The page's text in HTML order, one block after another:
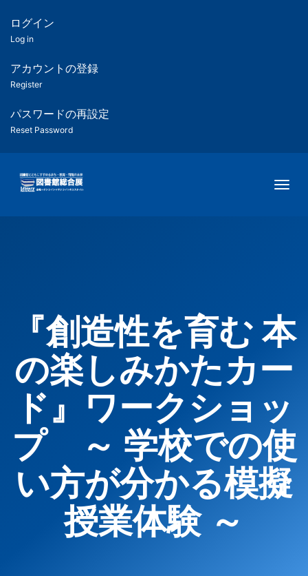
ツ
匿
名
ユ
ー
ー
用
メ
ログイン
Log in
アカウントの登録
Register
パスワードの再設定
Reset Password
『創造性を育む 本
の楽しみかたカー
ド』ワークショッ
プ ～ 学校での使
い方が分かる模擬
授業体験 ～